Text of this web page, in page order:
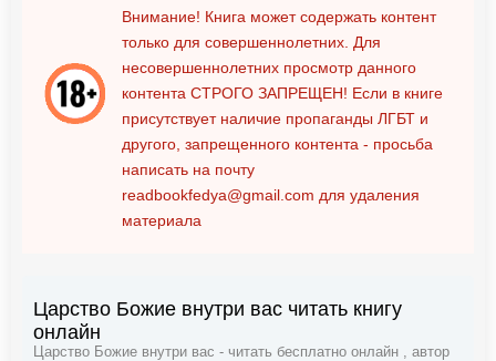
Внимание! Книга может содержать контент
только для совершеннолетних. Для
несовершеннолетних просмотр данного
контента СТРОГО ЗАПРЕЩЕН! Если в книге
присутствует наличие пропаганды ЛГБТ и
другого, запрещенного контента - просьба
написать на почту
readbookfedya@gmail.com для удаления
материала
Царство Божие внутри вас читать книгу
онлайн
Царство Божие внутри вас - читать бесплатно онлайн , автор